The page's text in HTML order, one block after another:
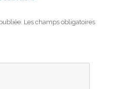
Les champs obligatoires